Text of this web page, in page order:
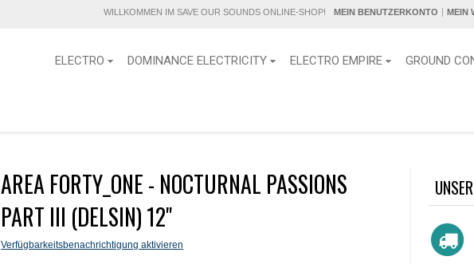
WILLKOMMEN IM SAVE OUR SOUNDS ONLINE-SHOP! MEIN BENUTZERKONTO MEIN
ELECTRO DOMINANCE ELECTRICITY ELECTRO EMPIRE GROUND
AREA FORTY_ONE - NOCTURNAL PASSIONS
PART III (DELSIN) 12"
Verfügbarkeitsbenachrichtigung aktivieren